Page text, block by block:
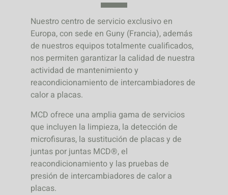
Nuestro centro de servicio exclusivo en
Europa, con sede en Guny (Francia), además
de nuestros equipos totalmente cualificados,
nos permiten garantizar la calidad de nuestra
actividad de mantenimiento y
reacondicionamiento de intercambiadores de
calor a placas.
MCD ofrece una amplia gama de servicios
que incluyen la limpieza, la detección de
microfisuras, la sustitución de placas y de
juntas por juntas MCD®, el
reacondicionamiento y las pruebas de
presión de intercambiadores de calor a
placas.